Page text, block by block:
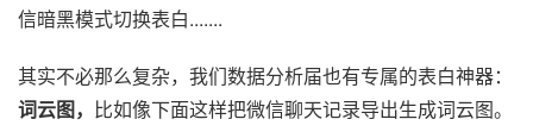
信暗黑模式切换表白.......
其实不必那么复杂，我们数据分析届也有专属的表白神器：
词云图， 比如像下面这样把微信聊天记录导出生成词云图。